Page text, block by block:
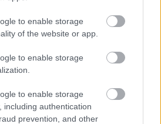
to enable storage
of the website or app.
to enable storage
to enable storage
including authentication
prevention, and other